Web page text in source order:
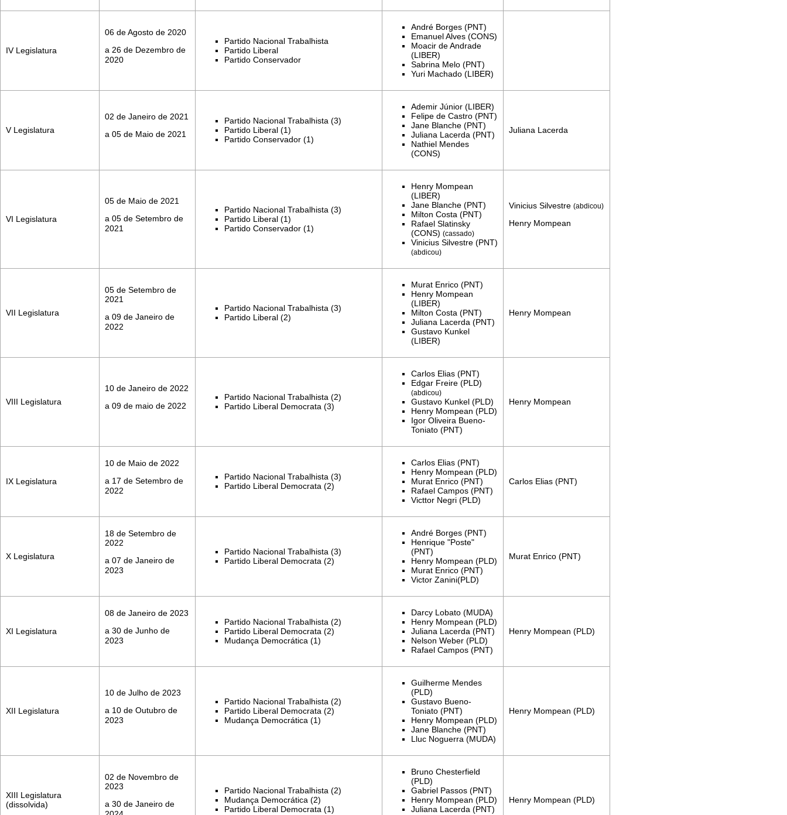
IV Legislatura
06 de Agosto de 2020
a 26 de Dezembro de
2020
Partido Nacional Trabalhista
Partido Liberal
Partido Conservador
André Borges (PNT)
Emanuel Alves (CONS)
Moacir de Andrade
(LIBER)
Sabrina Melo (PNT)
Yuri Machado (LIBER)
V Legislatura
02 de Janeiro de 2021
a 05 de Maio de 2021
Partido Nacional Trabalhista (3)
Partido Liberal (1)
Partido Conservador (1)
Ademir Júnior (LIBER)
Felipe de Castro (PNT)
Jane Blanche (PNT)
Juliana Lacerda (PNT)
Nathiel Mendes
(CONS)
Juliana Lacerda
VI Legislatura
05 de Maio de 2021
a 05 de Setembro de
2021
Partido Nacional Trabalhista (3)
Partido Liberal (1)
Partido Conservador (1)
Henry Mompean
(LIBER)
Jane Blanche (PNT)
Milton Costa (PNT)
Rafael Slatinsky
(CONS) (cassado)
Vinicius Silvestre (PNT)
(abdicou)
Vinicius Silvestre (abdicou)
Henry Mompean
VII Legislatura
05 de Setembro de
2021
a 09 de Janeiro de
2022
Partido Nacional Trabalhista (3)
Partido Liberal (2)
Murat Enrico(PNT)
Henry Mompean
(LIBER)
Milton Costa (PNT)
Juliana Lacerda (PNT)
Gustavo Kunkel
(LIBER)
Henry Mompean
VIII Legislatura
10 de Janeiro de 2022
a 09 de maio de 2022
Partido Nacional Trabalhista (2)
Partido Liberal Democrata (3)
Carlos Elias(PNT)
Edgar Freire (PLD)
(abdicou)
Gustavo Kunkel (PLD)
Henry Mompean (PLD)
Igor Oliveira Bueno-
Toniato(PNT)
Henry Mompean
IX Legislatura
10 de Maio de 2022
a 17 de Setembro de
2022
Partido Nacional Trabalhista (3)
Partido Liberal Democrata (2)
Carlos Elias(PNT)
Henry Mompean (PLD)
Murat Enrico(PNT)
Rafael Campos (PNT)
Victtor Negri (PLD)
Carlos Elias(PNT)
X Legislatura
18 de Setembro de
2022
a 07 de Janeiro de
2023
Partido Nacional Trabalhista (3)
Partido Liberal Democrata (2)
André Borges (PNT)
Henrique "Poste"
(PNT)
Henry Mompean (PLD)
Murat Enrico(PNT)
Victor Zanini(PLD)
Murat Enrico(PNT)
XI Legislatura
08 de Janeiro de 2023
a 30 de Junho de
2023
Partido Nacional Trabalhista (2)
Partido Liberal Democrata (2)
Mudança Democrática (1)
Darcy Lobato (MUDA)
Henry Mompean (PLD)
Juliana Lacerda (PNT)
Nelson Weber (PLD)
Rafael Campos (PNT)
Henry Mompean (PLD)
XII Legislatura
10 de Julho de 2023
a 10 de Outubro de
2023
Partido Nacional Trabalhista (2)
Partido Liberal Democrata (2)
Mudança Democrática (1)
Guilherme Mendes
(PLD)
Gustavo Bueno-
Toniato(PNT)
Henry Mompean (PLD)
Jane Blanche (PNT)
Lluc Noguerra (MUDA)
Henry Mompean (PLD)
XIII Legislatura
(dissolvida)
02 de Novembro de
2023
a 30 de Janeiro de
Partido Nacional Trabalhista (2)
Mudança Democrática (2)
Partido Liberal Democrata (1)
Bruno Chesterfield
(PLD)
Gabriel Passos (PNT)
Henry Mompean (PLD)
Juliana Lacerda (PNT)
Henry Mompean (PLD)